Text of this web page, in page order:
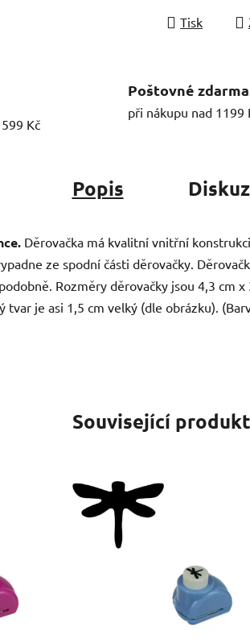
Tisk
Kč
Poštovné zdarma
při nákupu nad 1199
Popis
Děrovačka má kvalitní vnitřní
ze spodní části děrovačky.
Rozměry děrovačky jsou 4,3 cm
tvar je asi 1,5 cm velký (dle obrázku).
Související